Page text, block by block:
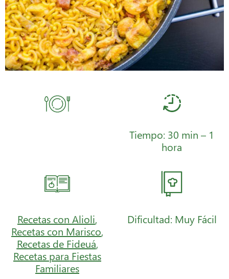
Tiempo: 30 min – 1
hora
Recetas con Alioli
Recetas con Marisco
Recetas de Fideuá
Recetas para Fiestas
Familiares
Dificultad: Muy Fácil